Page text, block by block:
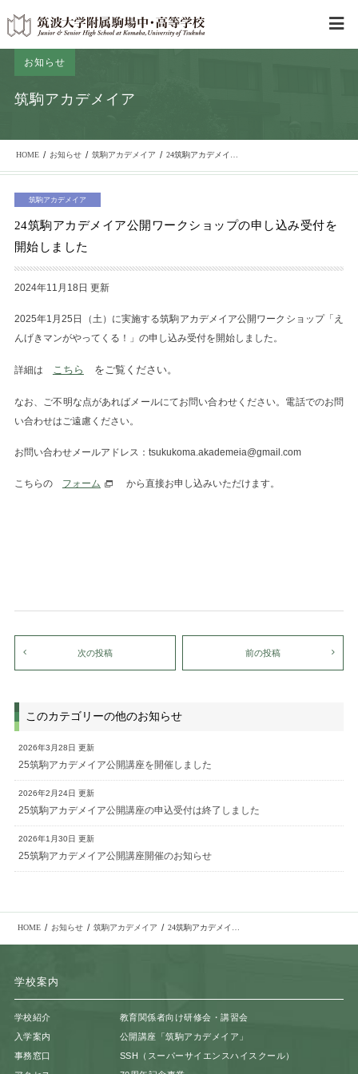
お知らせ
筑駒アカデメイア
HOME / お知らせ / 筑駒アカデメイア / 24筑駒アカデメイア公開ワークショップの申し込み受付を開始しました
筑駒アカデメイア
24筑駒アカデメイア公開ワークショップの申し込み受付を
開始しました
2024年11月18日 更新
2025年1月25日（土）に実施する筑駒アカデメイア公開ワークショップ「え
んげきマンがやってくる！」の申し込み受付を開始しました。
詳細は こちら をご覧ください。
なお、ご不明な点があればメールにてお問い合わせください。電話でのお問
い合わせはご遠慮ください。
お問い合わせメールアドレス：tsukukoma.akademeia@gmail.com
こちらの フォーム から直接お申し込みいただけます。
次の投稿 前の投稿
このカテゴリーの他のお知らせ
2026年3月28日 更新
25筑駒アカデメイア公開講座を開催しました
2026年2月24日 更新
25筑駒アカデメイア公開講座の申込受付は終了しました
2026年1月30日 更新
25筑駒アカデメイア公開講座開催のお知らせ
HOME / お知らせ / 筑駒アカデメイア / 24筑駒アカデメイア公開ワークショップの申し込み受付を開始しました
学校案内
学校紹介
入学案内
事務窓口
教育関係者向け研修会・講習会
公開講座「筑駒アカデメイア」
SSH（スーパーサイエンスハイスクール）